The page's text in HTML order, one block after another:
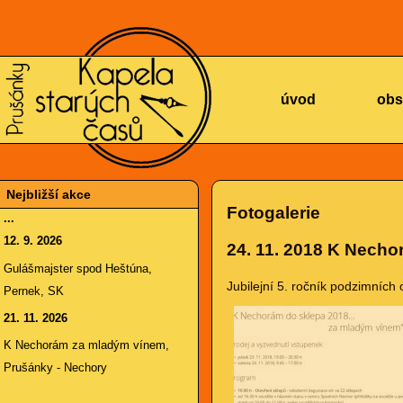
KAPELA
STARÝCH
úvod
Nejbližší akce
...
12. 9. 2026
Gulášmajster spod Heštúna,
Pernek, SK
21. 11. 2026
K Nechorám za mladým vínem,
Prušánky - Nechory
Fotogalerie
24. 11. 2018 K
Jubilejní 5. ročník podzimních